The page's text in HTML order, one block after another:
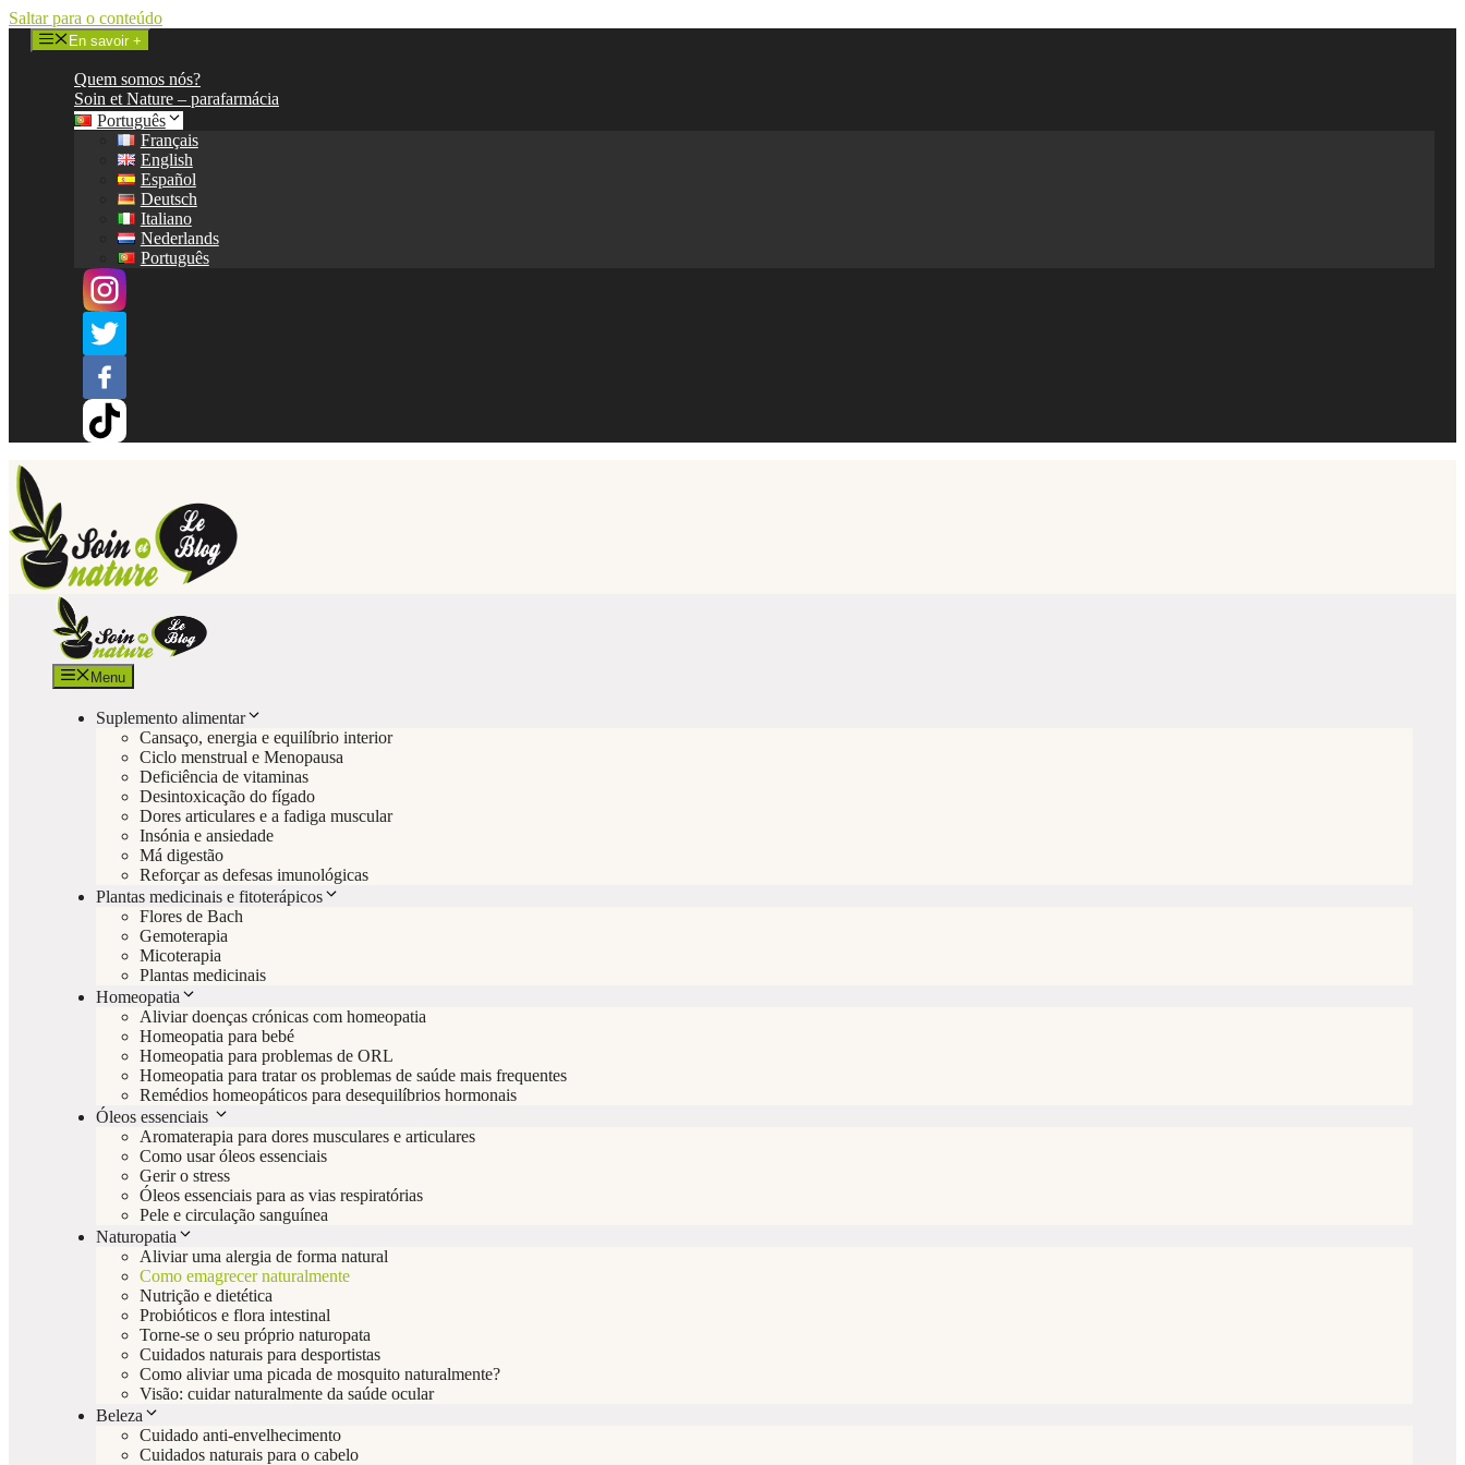
Saltar para o conteúdo
En savoir +
Quem somos nós?
Soin et Nature – parafarmácia
Português
Français
English
Español
Deutsch
Italiano
Nederlands
Português
Menu
Suplemento alimentar
Cansaço, energia e equilíbrio interior
Ciclo menstrual e Menopausa
Deficiência de vitaminas
Desintoxicação do fígado
Dores articulares e a fadiga muscular
Insónia e ansiedade
Má digestão
Reforçar as defesas imunológicas
Plantas medicinais e fitoterápicos
Flores de Bach
Gemoterapia
Micoterapia
Plantas medicinais
Homeopatia
Aliviar doenças crónicas com homeopatia
Homeopatia para bebé
Homeopatia para problemas de ORL
Homeopatia para tratar os problemas de saúde mais frequentes
Remédios homeopáticos para desequilíbrios hormonais
Óleos essenciais
Aromaterapia para dores musculares e articulares
Como usar óleos essenciais
Gerir o stress
Óleos essenciais para as vias respiratórias
Pele e circulação sanguínea
Naturopatia
Aliviar uma alergia de forma natural
Como emagrecer naturalmente
Nutrição e dietética
Probióticos e flora intestinal
Torne-se o seu próprio naturopata
Cuidados naturais para desportistas
Como aliviar uma picada de mosquito naturalmente?
Visão: cuidar naturalmente da saúde ocular
Beleza
Cuidado anti-envelhecimento
Cuidados naturais para o cabelo